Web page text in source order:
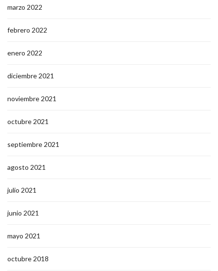
marzo 2022
febrero 2022
enero 2022
diciembre 2021
noviembre 2021
octubre 2021
septiembre 2021
agosto 2021
julio 2021
junio 2021
mayo 2021
octubre 2018